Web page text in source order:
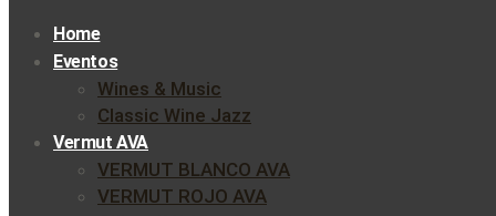
Home
Eventos
Wines & Music
Classic Wine Jazz
Vermut AVA
VERMUT BLANCO AVA
VERMUT ROJO AVA